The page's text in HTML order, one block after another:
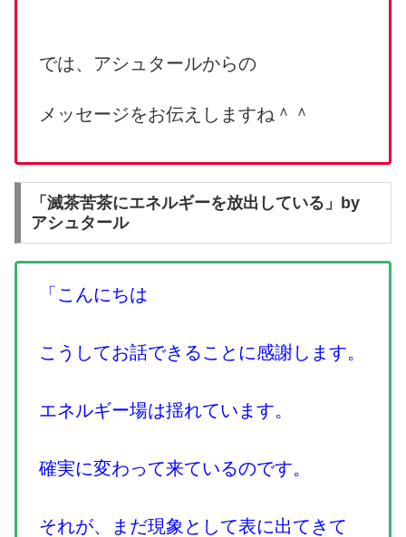
では、アシュタールからの
メッセージをお伝えしますね＾＾
「滅茶苦茶にエネルギーを放出している」by
アシュタール
「こんにちは
こうしてお話できることに感謝します。
エネルギー場は揺れています。
確実に変わって来ているのです。
それが、まだ現象として表に出てきて